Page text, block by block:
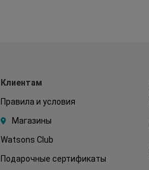
Клиентам
Правила и условия
Магазины
Watsons Club
Подарочные сертификаты